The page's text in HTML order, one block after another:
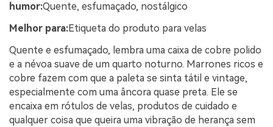
humor:Quente, esfumaçado, nostálgico
Melhor para:Etiqueta do produto para velas
Quente e esfumaçado, lembra uma caixa de cobre polido
e a névoa suave de um quarto noturno. Marrones ricos e
cobre fazem com que a paleta se sinta tátil e vintage,
especialmente com uma âncora quase preta. Ele se
encaixa em rótulos de velas, produtos de cuidado e
qualquer coisa que queira uma vibração de herança sem